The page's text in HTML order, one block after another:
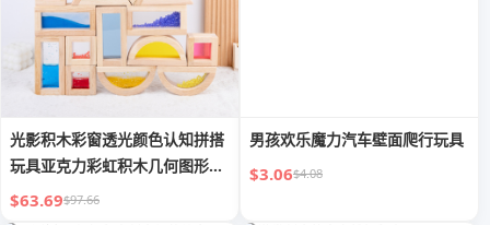
光影积木彩窗透光颜色认知拼搭
玩具亚克力彩虹积木几何图形教
具
$63.69$97.66
男孩欢乐魔力汽车壁面爬行玩具
$3.06$4.08